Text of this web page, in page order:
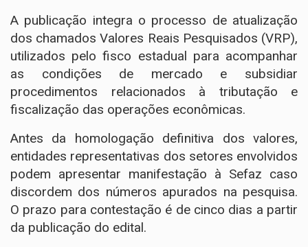
A publicação integra o processo de atualização
dos chamados Valores Reais Pesquisados (VRP),
utilizados pelo fisco estadual para acompanhar
as condições de mercado e subsidiar
procedimentos relacionados à tributação e
fiscalização das operações econômicas.
Antes da homologação definitiva dos valores,
entidades representativas dos setores envolvidos
podem apresentar manifestação à Sefaz caso
discordem dos números apurados na pesquisa.
O prazo para contestação é de cinco dias a partir
da publicação do edital.